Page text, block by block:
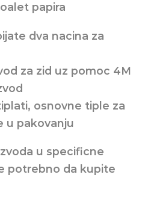
papira
dva nacina za
za zid uz pomoc 4M
osnovne tiple za
u pakovanju
u specificne
potrebno da kupite